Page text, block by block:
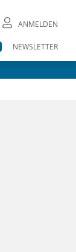
ANMELDEN
NEWSLETTER